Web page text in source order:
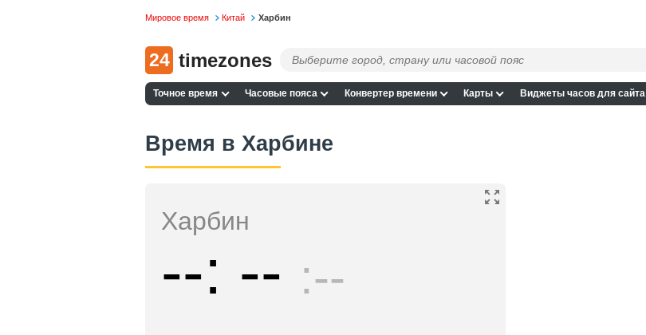
Мировое время Китай Харбин
24 timezones
Точное время Часовые пояса Конвертер времени Карты Виджеты часов для сайта
Время в Харбине
Харбин
-- -- --